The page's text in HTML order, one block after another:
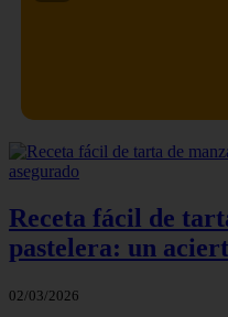
Receta fácil de
pastelera: un
02/03/2026